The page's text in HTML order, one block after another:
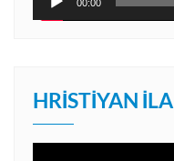
00:00
HRISTIYAN